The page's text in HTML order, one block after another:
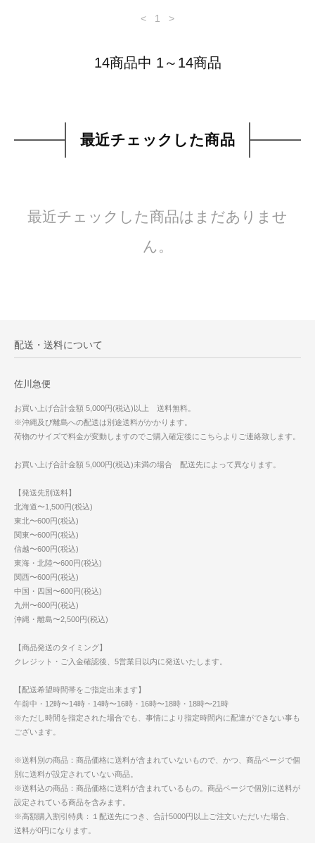
< 1 >
14商品中 1～14商品
最近チェックした商品
最近チェックした商品はまだありませ
ん。
配送・送料について
佐川急便
お買い上げ合計金額 5,000円(税込)以上 送料無料。
※沖縄及び離島への配送は別途送料がかかります。
荷物のサイズで料金が変動しますのでご購入確定後にこちらよりご連絡致します。
お買い上げ合計金額 5,000円(税込)未満の場合 配送先によって異なります。
【発送先別送料】
北海道〜1,500円(税込)
東北〜600円(税込)
関東〜600円(税込)
信越〜600円(税込)
東海・北陸〜600円(税込)
関西〜600円(税込)
中国・四国〜600円(税込)
九州〜600円(税込)
沖縄・離島〜2,500円(税込)
【商品発送のタイミング】
クレジット・ご入金確認後、5営業日以内に発送いたします。
【配送希望時間帯をご指定出来ます】
午前中・12時〜14時・14時〜16時・16時〜18時・18時〜21時
※ただし時間を指定された場合でも、事情により指定時間内に配達ができない事も
ございます。
※送料別の商品：商品価格に送料が含まれていないもので、かつ、商品ページで個
別に送料が設定されていない商品。
※送料込の商品：商品価格に送料が含まれているもの。商品ページで個別に送料が
設定されている商品を含みます。
※高額購入割引特典：１配送先につき、合計5000円以上ご注文いただいた場合、
送料が0円になります。